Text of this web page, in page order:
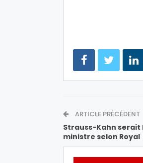
ARTICLE PRÉCÉDENT
Strauss-Kahn serait
ministre selon Royal